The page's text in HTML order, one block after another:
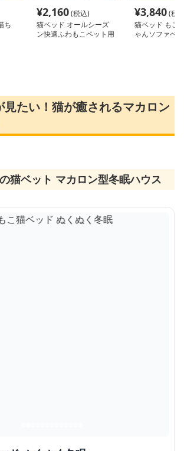
ち
¥2,160(税込)
猫ベッド オールシーズ
ン快適ふわもこペット用
¥3,840(税
猫ベッド もこ
ゃんソファベ
見たい！猫が癒されるマカロン
猫ベット マカロン型冬眠ハウス